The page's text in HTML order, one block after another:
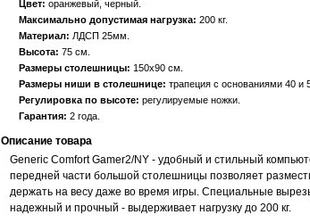
Цвет: оранжевый, черный
Максимально допустимая нагрузка: 200 кг
Материал: ЛДСП 25мм
Высота: 75 см
Размеры столешницы: 150х90 см
Размеры ниши в столешнице: трапеция с основаниями 40 и
Регулировка по высоте: регулируемые ножки
Гарантия: 2 года
Описание товара
Generic Comfort Gamer2/NY - удобный и стильный
передней части большой столешницы позволяет
держать на весу даже во время игры. Специальные
надежный и прочный - выдерживает нагрузку до 200 кг.